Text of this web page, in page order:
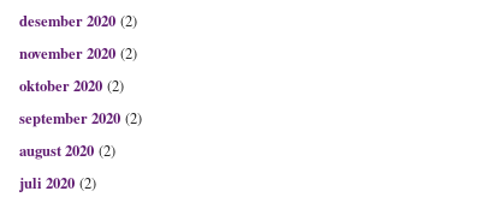
desember 2020 (2)
november 2020 (2)
oktober 2020 (2)
september 2020 (2)
august 2020 (2)
juli 2020 (2)